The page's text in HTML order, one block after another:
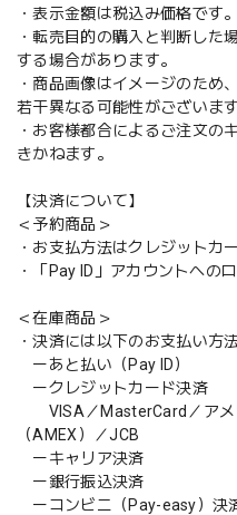
・表示金額は税込み価格です。
・転売目的の購入と判断した
する場合があります。
・商品画像はイメージのため
若干異なる可能性がございます
・お客様都合によるご注文の
きかねます。
【決済について】
＜予約商品＞
・お支払方法はクレジットカ
・「Pay ID」アカウントへの
＜在庫商品＞
・決済には以下のお支払い方
ーあと払い（Pay ID）
ークレジットカード決済
VISA／MasterCard／アメ
（AMEX）／JCB
ーキャリア決済
ー銀行振込決済
ーコンビニ（Pay-easy）決